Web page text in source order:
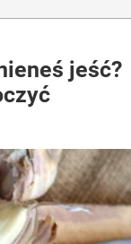
jeść?